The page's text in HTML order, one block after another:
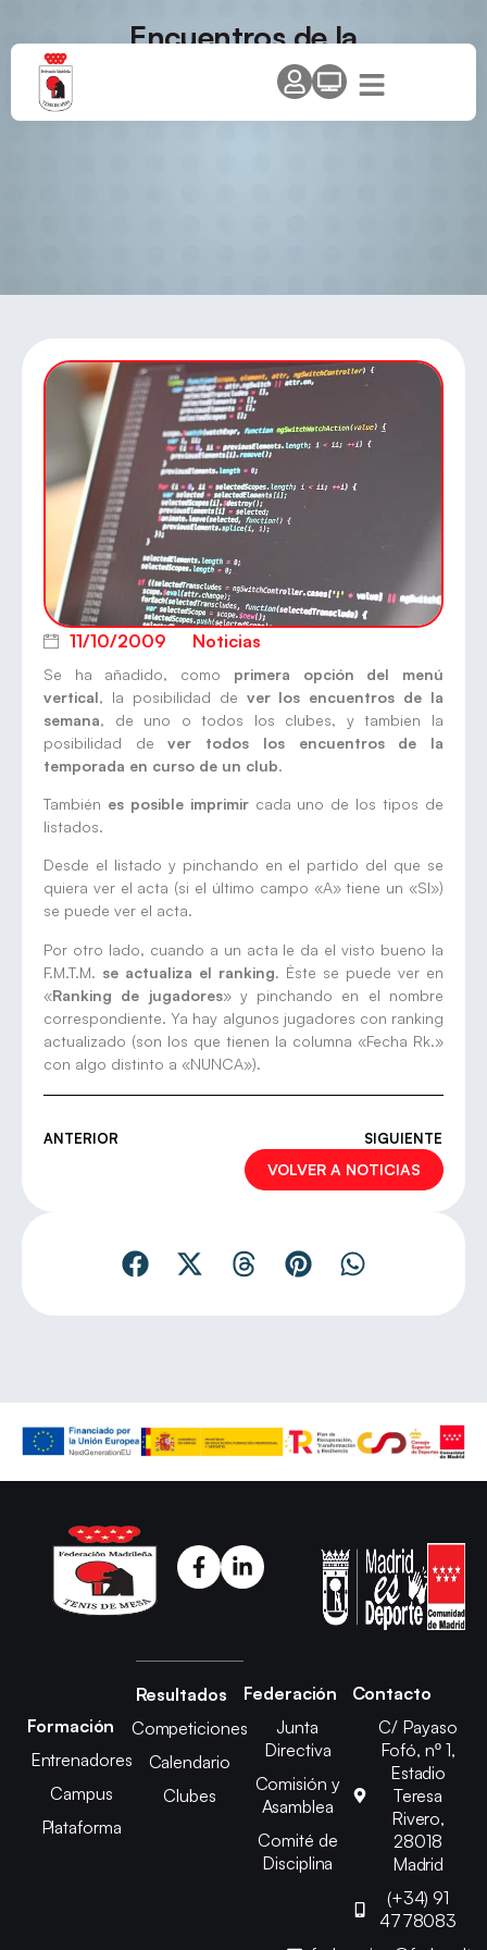
Encuentros de la
semana/temporada
11/10/2009 Noticias
Se ha añadido, como primera opción del menú
vertical, la posibilidad de ver los encuentros de la
semana, de uno o todos los clubes, y tambien la
posibilidad dever todos los encuentros de la
temporada en curso de un club.
También es posible imprimircada uno de los tipos de
listados.
Desde el listado y pinchando en el partido del que se
quiera ver el acta (si el último campo «A» tiene un «SI»)
se puede ver el acta.
Por otro lado, cuando a un acta le da el visto bueno la
F.M.T.M. se actualiza el ranking. Éste se puede ver en
«Ranking de jugadores» y pinchando en el nombre
correspondiente. Ya hay algunos jugadores con ranking
actualizado (son los que tienen la columna «Fecha Rk.»
con algo distinto a «NUNCA»).
ANTERIOR SIGUIENTE
VOLVER A NOTICIAS
Formación
Entrenadores
Campus
Plataforma
Resultados
Competiciones
Calendario
Clubes
Federación
Junta
Directiva
Comisión y
Asamblea
Comité de
Disciplina
Contacto
C/ Payaso
Fofó, nº 1,
Estadio
Teresa
Rivero,
28018
Madrid
(+34) 91
4778083